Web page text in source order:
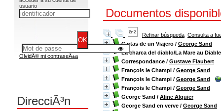
Documentos
Refinar búsqueda Consulta a
Cartas de un Viajero / George Sand
La charca del diablo/La Mare au Diable
Correspondance / Gustave Flaubert
François le Champi / George Sand
François le Champi / George Sand
François le Champi / George Sand
George Sand / Aline Alquier
George Sand en verve / George Sand
usuario
OlvidÃ© mi contraseÃ±a
DirecciÃ³n